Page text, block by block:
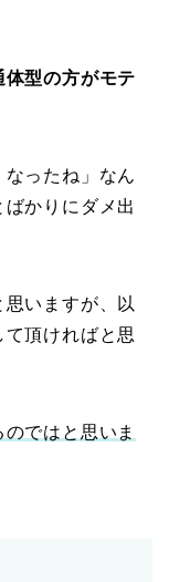
体型の方がモテ
ったね」なん
かりにダメ出
いますが、以
頂ければと思
ではと思いま